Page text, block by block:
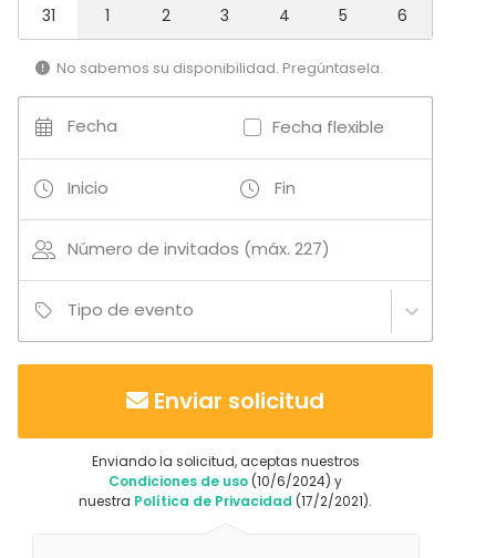
Sala de conferencias
Sala de congresos
31
1 2 3 4 5 6
No sabemos su disponibilidad. Pregúntasela.
Fecha Fecha flexible
Inicio Fin
Número de invitados (máx. 227)
Tipo de evento
Enviar solicitud
Enviando la solicitud, aceptas nuestros
Condiciones de uso (10/6/2024) y
nuestra Política de Privacidad (17/2/2021).